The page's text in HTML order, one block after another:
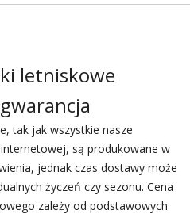
letniskowe
tak jak wszystkie nasze
są produkowane w
jednak czas dostawy może
życzeń czy sezonu. Cena
zależy od podstawowych